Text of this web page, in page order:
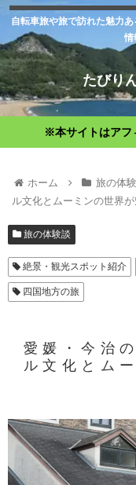
自転車旅や旅で訪れた魅力
情
たびり
※本サイトはアフ
ホーム 旅の体
ル文化とムーミンの世界
旅の体験談
絶景・観光スポット紹介
四国地方の旅
愛媛・今治
ル文化とム